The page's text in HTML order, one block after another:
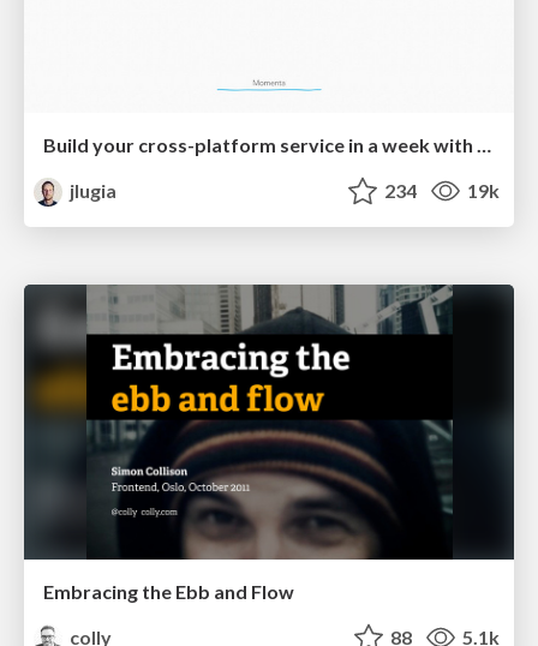
Build your cross-platform service in a week with App Engine
jlugia
234 19k
Embracing the Ebb and Flow
colly
88 5.1k